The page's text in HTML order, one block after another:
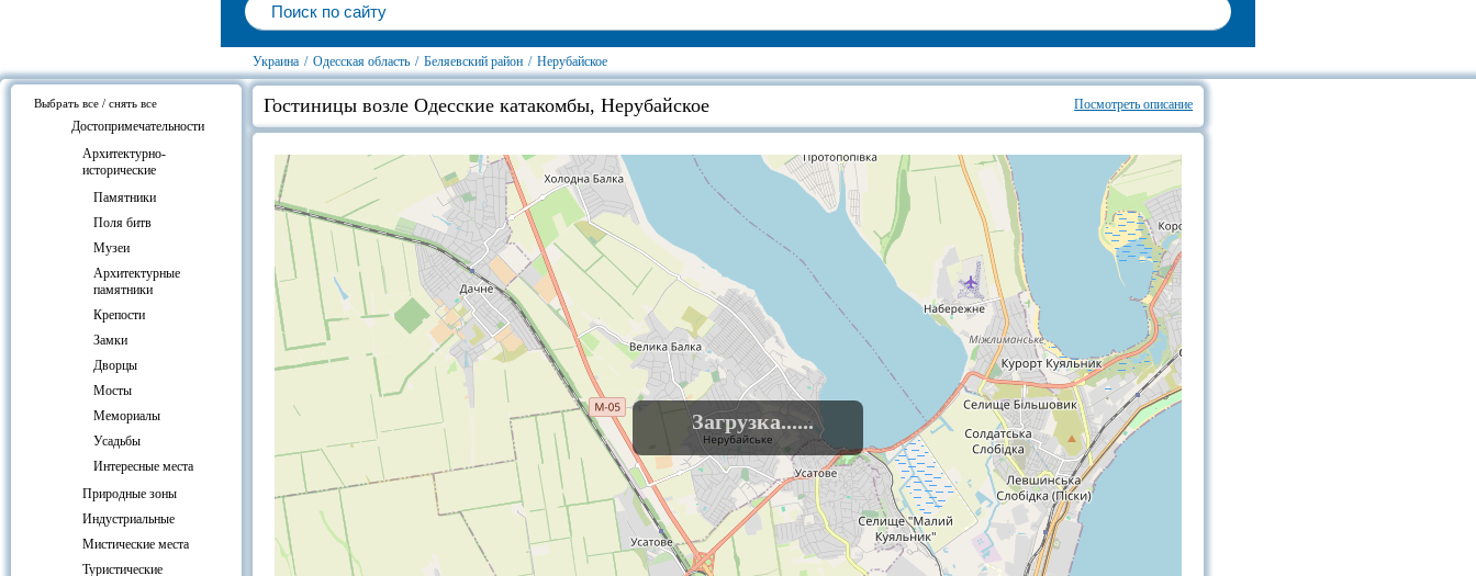
Украина / Одесская область / Беляевский район / Нерубайское
Выбрать все / снять все
Достопримечательности
Архитектурно-
исторические
Памятники
Поля битв
Музеи
Архитектурные
памятники
Крепости
Замки
Дворцы
Мосты
Мемориалы
Усадьбы
Интересные места
Природные зоны
Индустриальные
Мистические места
Туристические
Посмотреть описание
Гостиницы возле Одесские катакомбы, Нерубайское
Загрузка......